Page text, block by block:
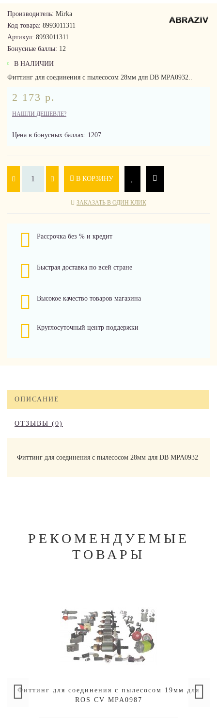
Производитель: Mirka
Код товара: 8993011311
Артикул: 8993011311
Бонусные баллы: 12
В НАЛИЧИИ
Фиттинг для соединения с пылесосом 28мм для DB MPA0932..
2 173 р.
НАШЛИ ДЕШЕВЛЕ?
Цена в бонусных баллах: 1207
В КОРЗИНУ
ЗАКАЗАТЬ В ОДИН КЛИК
Рассрочка без % и кредит
Быстрая доставка по всей стране
Высокое качество товаров магазина
Круглосуточный центр поддержки
ОПИСАНИЕ
ОТЗЫВЫ (0)
Фиттинг для соединения с пылесосом 28мм для DB MPA0932
РЕКОМЕНДУЕМЫЕ
ТОВАРЫ
Фиттинг для соединения с пылесосом 19мм для
ROS CV MPA0987